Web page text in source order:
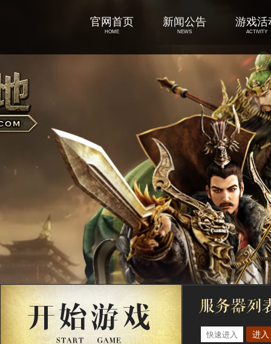
官网首页
HOME
新闻公告
NEWS
游戏活
ACTIVITY
进入